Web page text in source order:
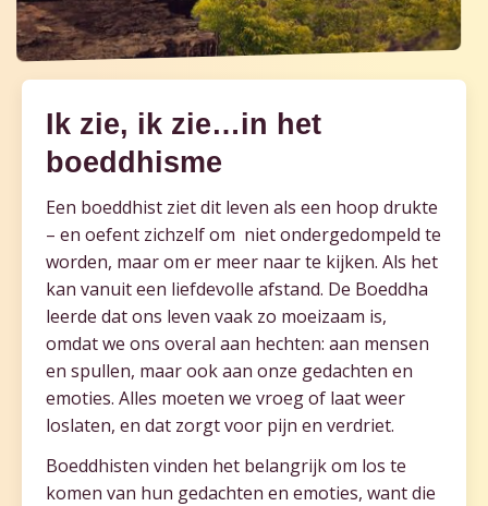
Ik zie, ik zie…in het
boeddhisme
Een boeddhist ziet dit leven als een hoop drukte
– en oefent zichzelf om niet ondergedompeld te
worden, maar om er meer naar te kijken. Als het
kan vanuit een liefdevolle afstand. De Boeddha
leerde dat ons leven vaak zo moeizaam is,
omdat we ons overal aan hechten: aan mensen
en spullen, maar ook aan onze gedachten en
emoties. Alles moeten we vroeg of laat weer
loslaten, en dat zorgt voor pijn en verdriet.
Boeddhisten vinden het belangrijk om los te
komen van hun gedachten en emoties, want die